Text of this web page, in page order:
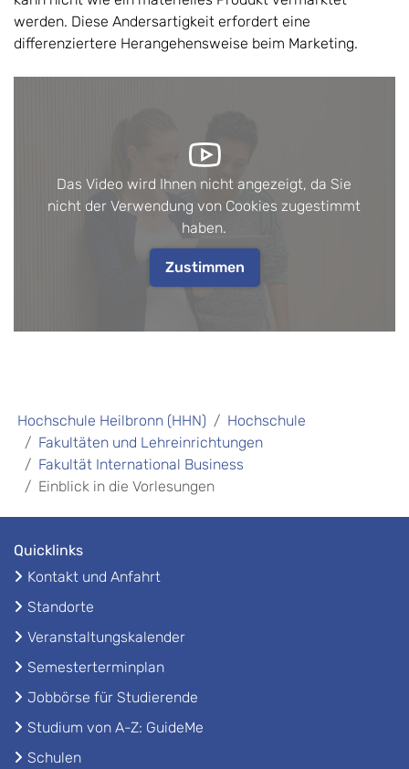
werden. Diese Andersartigkeit erfordert eine
differenziertere Herangehensweise beim Marketing.
Das Video wird Ihnen nicht angezeigt, da Sie
nicht der Verwendung von Cookies zugestimmt
haben.
Zustimmen
Hochschule Heilbronn (HHN)
Hochschule
Fakultäten und Lehreinrichtungen
Fakultät International Business
Einblick in die Vorlesungen
Quicklinks
Kontakt und Anfahrt
Standorte
Veranstaltungskalender
Semesterterminplan
Jobbörse für Studierende
Studium von A-Z: GuideMe
Schulen